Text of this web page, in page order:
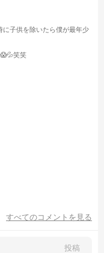
に子供を除いたら僕が最年少
笑笑
すべてのコメントを見る
投稿